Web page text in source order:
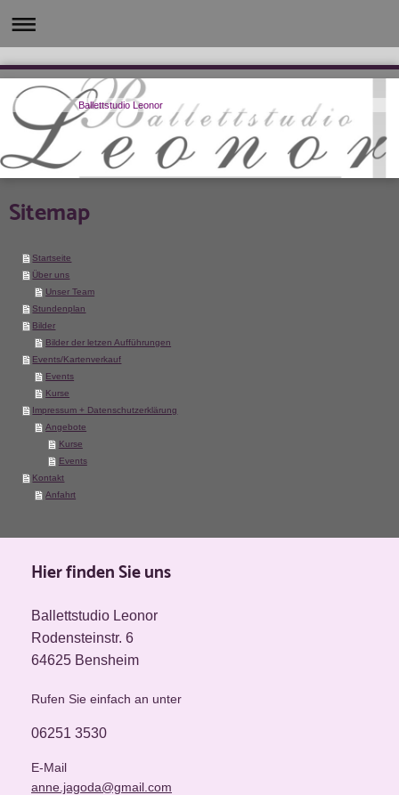
Ballettstudio Leonor
Sitemap
Startseite
Über uns
Unser Team
Stundenplan
Bilder
Bilder der letzen Aufführungen
Events/Kartenverkauf
Events
Kurse
Impressum + Datenschutzerklärung
Angebote
Kurse
Events
Kontakt
Anfahrt
Hier finden Sie uns
Ballettstudio Leonor
Rodensteinstr. 6
64625 Bensheim
Rufen Sie einfach an unter
06251 3530
E-Mail
anne.jagoda@gmail.com